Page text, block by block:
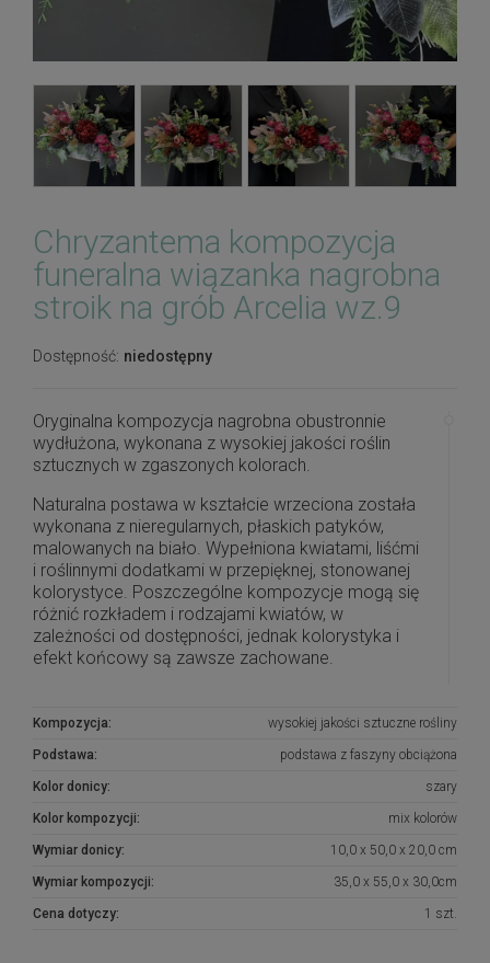
Chryzantema kompozycja
funeralna wiązanka nagrobna
stroik na grób Arcelia wz.9
Dostępność: niedostępny
Oryginalna kompozycja nagrobna obustronnie
wydłużona, wykonana z wysokiej jakości roślin
sztucznych w zgaszonych kolorach.
Naturalna postawa w kształcie wrzeciona została
wykonana z nieregularnych, płaskich patyków,
malowanych na biało. Wypełniona kwiatami, liśćmi
i roślinnymi dodatkami w przepięknej, stonowanej
kolorystyce. Poszczególne kompozycje mogą się
różnić rozkładem i rodzajami kwiatów, w
zależności od dostępności, jednak kolorystyka i
efekt końcowy są zawsze zachowane.
formą wyrażenia pamięci o bliskich. Wyszukana,
minimalistyczna forma, najwyższej jakości kwiaty i
perfekcyjne zestawienie kolorów sprawiają, że
doskonale prezentuje się na nagrobkach.
Wszystkie kompozycje powstają w naszej
pracowni florystycznej w Toruniu na podstawie
naszych autorskich projektów. Są to dekoracje
wykonane z największą starannością i
dopracowane w najdrobniejszych szczegółach.
Kompozycja: wysokiej jakości sztuczne rośliny
Podstawa: podstawa z faszyny obciążona
Kolor donicy: szary
Kolor kompozycji: mix kolorów
Wymiar donicy: 10,0 x 50,0 x 20,0 cm
Wymiar kompozycji: 35,0 x 55,0 x 30,0cm
Cena dotyczy: 1 szt.